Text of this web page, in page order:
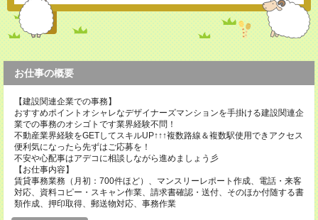
お仕事の概要
【建設関連企業での事務】
おすすめポイントオシャレなデザイナーズマンションを手掛ける建設関連企
業での事務のオシゴトです業界経験不問！
不動産業界経験をGETしてスキルUP↑↑↑複数路線＆複数駅使用できアクセス
便利気になったら先ずはご応募を！
不安や心配事はアデコに相談しながら進めましょう彡
【お仕事内容】
賃貸事務業務（月初：700件ほど）、マンスリーレポート作成、電話・来客
対応、資料コピー・スキャン作業、請求書確認・送付、そのほか付随する書
類作成、押印取得、郵送物対応、事務作業